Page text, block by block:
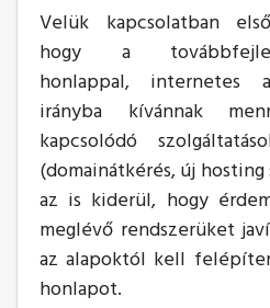
Velük kapcsolatban
hogy a
honlappal, internetes
irányba kívánnak
kapcsolódó
(domainátkérés, új
az is kiderül, hogy
meglévő rendszerüket
az alapoktól kell
honlapot.